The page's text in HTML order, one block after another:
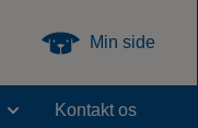
Min side
Kontakt os